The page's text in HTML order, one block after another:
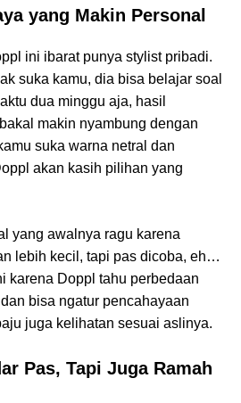
yang Makin Personal
ini ibarat punya stylist pribadi.
suka kamu, dia bisa belajar soal
dua minggu aja, hasil
makin nyambung dengan
suka warna netral dan
akan kasih pilihan yang
yang awalnya ragu karena
lebih kecil, tapi pas dicoba, eh…
karena Doppl tahu perbedaan
bisa ngatur pencahayaan
juga kelihatan sesuai aslinya.
Pas, Tapi Juga Ramah